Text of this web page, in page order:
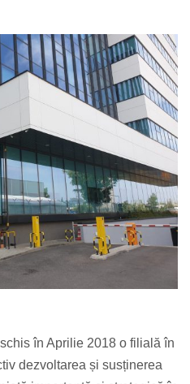
în Aprilie 2018 o filială în
dezvoltarea și susținerea